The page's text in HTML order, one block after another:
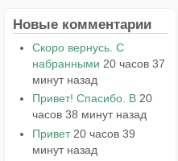
Новые комментарии
Скоро вернусь. С
набранными 20 часов 37
минут назад
Привет! Спасибо. В 20
часов 38 минут назад
Привет 20 часов 39
минут назад